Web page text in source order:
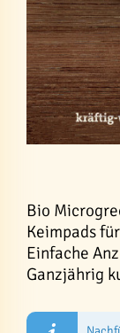
Bio
Keimpads
Einfache
Ganzjährig